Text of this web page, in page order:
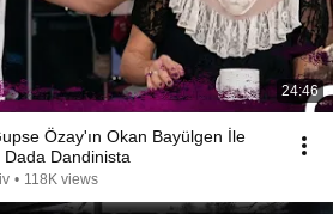
24:46
Özay'ın Okan Bayülgen İle
Dada Dandinista
• 118K views